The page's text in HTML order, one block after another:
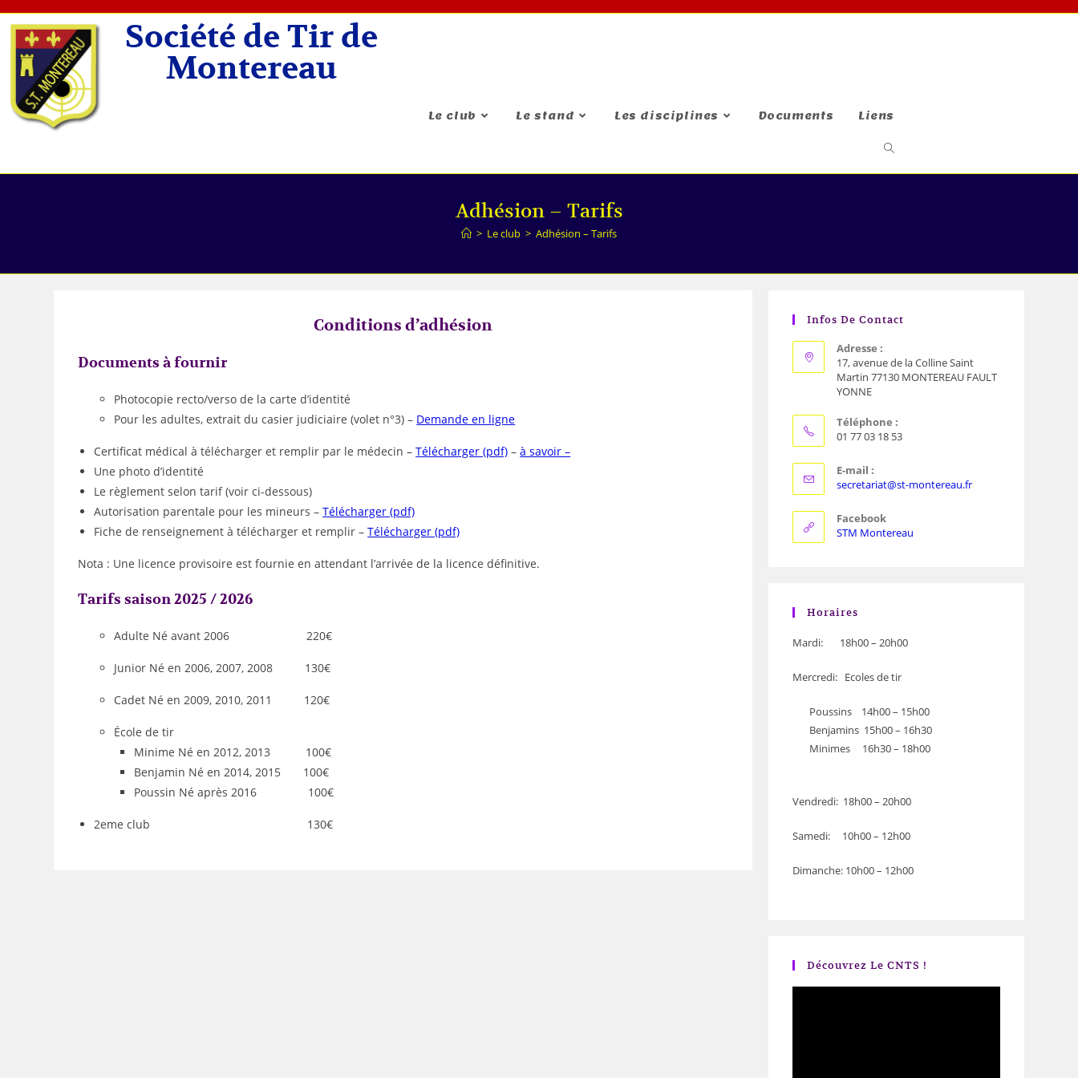
Société de Tir de
Montereau
Le club Le stand Les disciplines Documents Liens
Adhésion – Tarifs
> Le club > Adhésion – Tarifs
Conditions d’adhésion
Documents à fournir
Photocopie recto/verso de la carte d’identité
Pour les adultes, extrait du casier judiciaire (volet n°3) – Demande en ligne
Certificat médical à télécharger et remplir par le médecin –Télécharger (pdf) –à savoir –
Une photo d’identité
Le règlement selon tarif (voir ci-dessous)
Autorisation parentale pour les mineurs –Télécharger (pdf)
Fiche de renseignement à télécharger et remplir –Télécharger (pdf)
Nota : Une licence provisoire est fournie en attendant l’arrivée de la licence définitive.
Tarifs saison 2025 / 2026
Adulte Né avant 2006 220€
Junior Né en 2006, 2007, 2008 130€
Cadet Né en 2009, 2010, 2011 120€
École de tir
Minime Né en 2012, 2013 100€
Benjamin Né en 2014, 2015 100€
Poussin Né après 2016 100€
2eme club 130€
Infos De Contact
Adresse :
17, avenue de la Colline Saint
Martin 77130 MONTEREAU FAULT
YONNE
Téléphone :
01 77 03 18 53
E-mail :
secretariat@st-montereau.fr
Facebook
STM Montereau
Horaires
Mardi: 18h00 – 20h00
Mercredi: Ecoles de tir
Poussins 14h00 – 15h00
Benjamins 15h00 – 16h30
Minimes 16h30 – 18h00
Vendredi: 18h00 – 20h00
Samedi: 10h00 – 12h00
Dimanche: 10h00 – 12h00
Découvrez Le CNTS !